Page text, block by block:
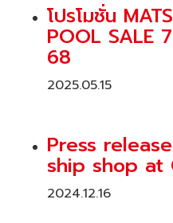
โปรโมชั่น
POOL SALE
68
2025.05.15
Press
ship shop at
2024.12.16